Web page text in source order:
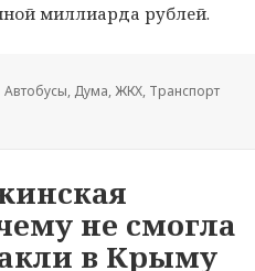
миллиарда рублей.
Метки
Автобусы, Дума,ЖКХ, Транспорт
не смогла
в Крыму